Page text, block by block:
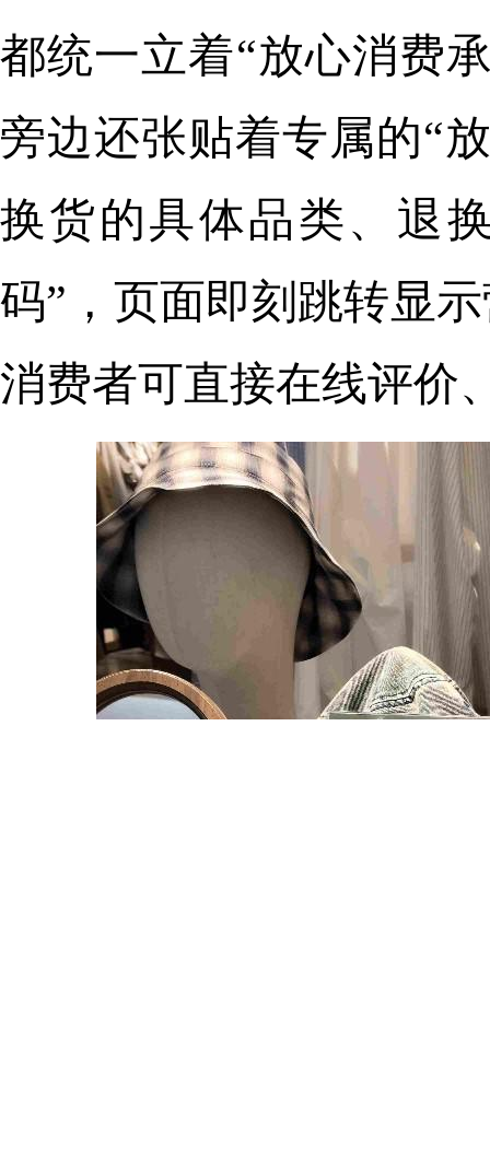
都统一立着“放心消费
旁边还张贴着专属的“
换货的具体品类、退
码”，页面即刻跳转显
消费者可直接在线评价